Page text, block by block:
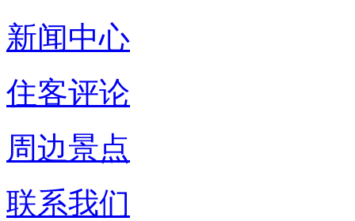
新闻中心
住客评论
周边景点
联系我们